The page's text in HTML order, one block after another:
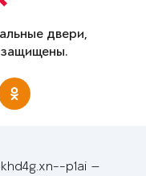
двери,
защищены.
p1ai —